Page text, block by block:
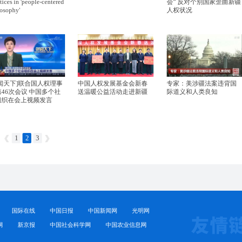
in 'people-centered
会” 反对个别国家歪曲新疆
人权状况
天下]联合国人权理事
46次会议 中国多个社
织在会上视频发言
中国人权发展基金会新春
送温暖公益活动走进新疆
专家：美涉疆法案违背国
际道义和人类良知
1 2 3
国际在线 中国日报 中国新闻网 光明网
新京报 中国社会科学网 中国农业信息网